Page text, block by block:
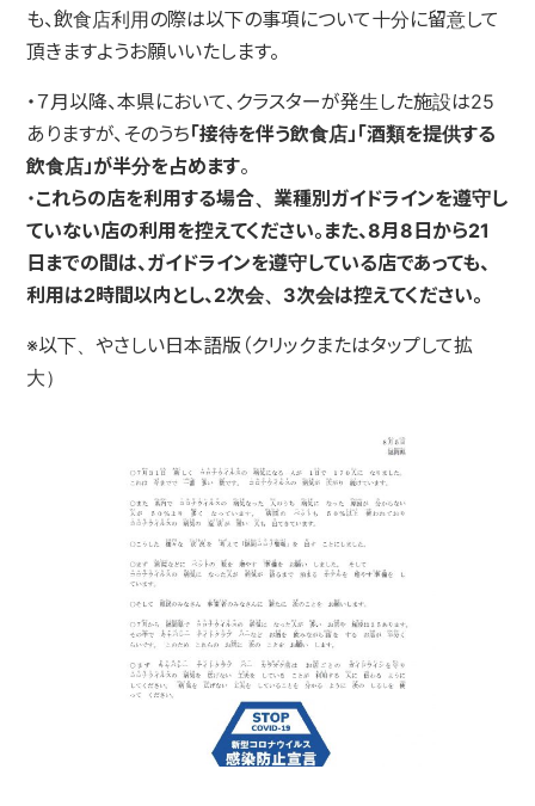
も、飲食店利用の際は以下の事項について十分に留意して
頂きますようお願いいたします。
・７月以降、本県において、クラスターが発生した施設は25
ありますが、そのうち「接待を伴う飲食店」「酒類を提供する
飲食店」が半分を占めます。
・これらの店を利用する場合、業種別ガイドラインを遵守し
ていない店の利用を控えてください。また、8月8日から21
日までの間は、ガイドラインを遵守している店であっても、
利用は2時間以内とし、2次会、3次会は控えてください。
※以下、やさしい日本語版（クリックまたはタップして拡
大）